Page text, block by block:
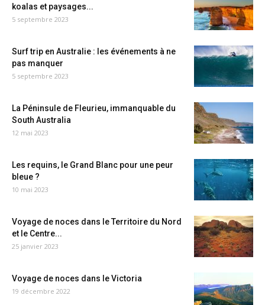
koalas et paysages...
5 septembre 2023
Surf trip en Australie : les événements à ne
pas manquer
5 septembre 2023
La Péninsule de Fleurieu, immanquable du
South Australia
12 mai 2023
Les requins, le Grand Blanc pour une peur
bleue ?
10 mai 2023
Voyage de noces dans le Territoire du Nord
et le Centre...
25 janvier 2023
Voyage de noces dans le Victoria
19 décembre 2022